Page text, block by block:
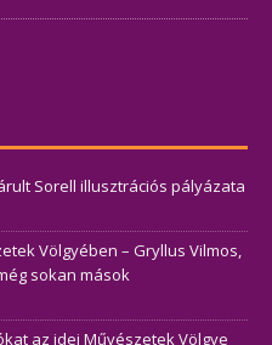
Sorell illusztrációs pályázata
Völgyében – Gryllus Vilmos,
sokan mások
az idei Művészetek Völgye